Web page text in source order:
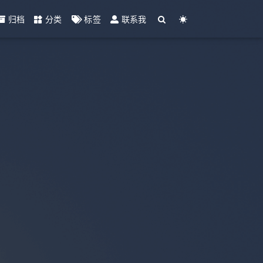
归档 分类 标签 联系我